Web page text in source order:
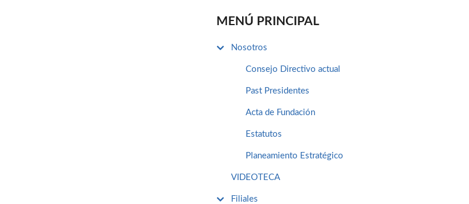
MENÚ PRINCIPAL
Nosotros
Consejo Directivo actual
Past Presidentes
Acta de Fundación
Estatutos
Planeamiento Estratégico
VIDEOTECA
Filiales